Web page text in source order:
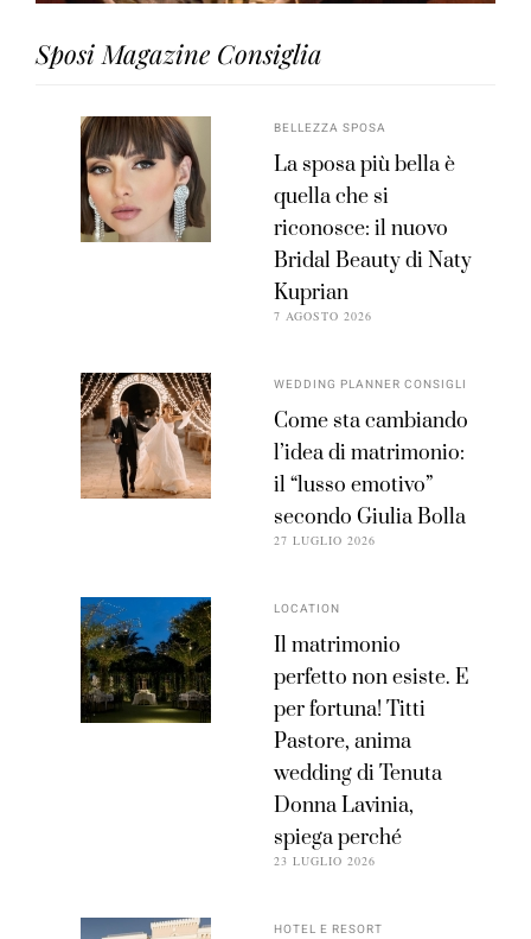
Sposi Magazine Consiglia
BELLEZZA SPOSA
La sposa più bella è
quella che si
riconosce: il nuovo
Bridal Beauty di Naty
Kuprian
7 AGOSTO 2026
WEDDING PLANNER CONSIGLI
Come sta cambiando
l’idea di matrimonio:
il “lusso emotivo”
secondo Giulia Bolla
27 LUGLIO 2026
LOCATION
Il matrimonio
perfetto non esiste. E
per fortuna! Titti
Pastore, anima
wedding di Tenuta
Donna Lavinia,
spiega perché
23 LUGLIO 2026
HOTEL E RESORT